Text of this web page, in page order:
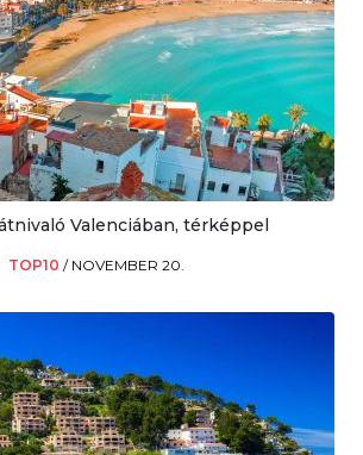
Valenciában, térképpel
TOP10 / NOVEMBER 20.